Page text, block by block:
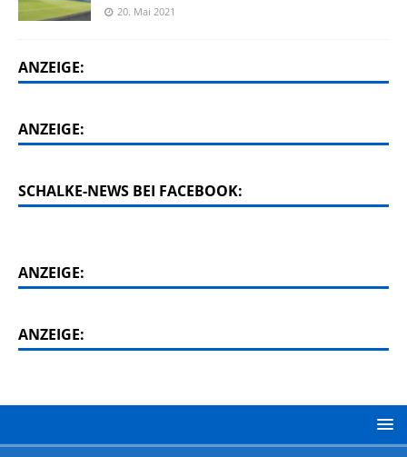
20. Mai 2021
ANZEIGE:
ANZEIGE:
SCHALKE-NEWS BEI FACEBOOK:
ANZEIGE:
ANZEIGE: